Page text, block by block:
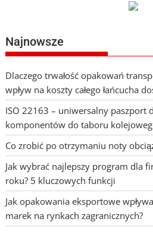
Najnowsze
Dlaczego trwałość opakowań
wpływ na koszty całego łańcucha
ISO 22163 – uniwersalny paszport
komponentów do taboru
Co zrobić po otrzymaniu noty
Jak wybrać najlepszy program dla
roku? 5 kluczowych funkcji
Jak opakowania eksportowe
marek na rynkach zagranicznych?